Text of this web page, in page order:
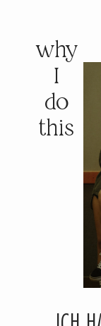
why
I
do
this